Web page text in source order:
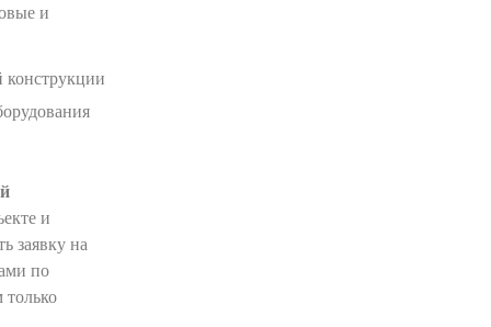
и
конструкции
и
заявку на
по